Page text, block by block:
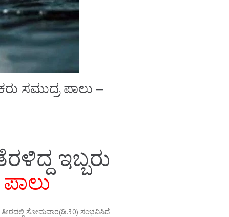
ಸಮುದ್ರ ಪಾಲು –
ಇಬ್ಬರು
ತೀರದಲ್ಲಿ ಸೋಮವಾರ(ಡಿ.30) ಸಂಭವಿಸಿದೆ